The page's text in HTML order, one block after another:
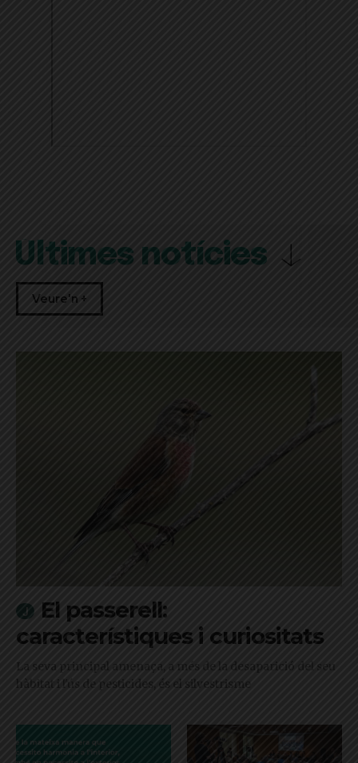
Últimes notícies
Veure'n +
El passerell:
característiques i curiositats
La seva principal amenaça, a més de la desaparició del seu
hàbitat i l'ús de pesticides, és el silvestrisme